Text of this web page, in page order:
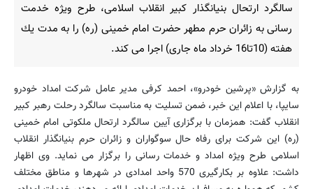
سالگرد ارتحال بنیانگذار كبیر انقلاب اسلامی، طرح ویژه خدمت
رسانی به زائران حرم مطهر حضرت امام خمینی (ره) را به مدت یك
هفته (10تا16 خرداد ماه جاری) اجرا می كند.
به گزارش «پرشین خودرو»، احمد كرفی مدیر عامل شركت امداد خودرو
سایپا، با اعلام این خبر، ضمن تسلیت به مناسبت سالگرد رحلت رهبر كبیر
انقلاب گفت: همزمان با برگزاری آیین سالگرد ارتحال ملكوتی امام خمینی
(ره) این شركت برای رفاه حال سوگواران و زائران حرم بنیانگذار انقلاب
اسلامی طرح ویژه امداد و خدمات رسانی را برگزار می نماید. وی اظهار
داشت: علاوه بر بكارگیری 570 واحد امدادی در شهرها و مناطق مختلف